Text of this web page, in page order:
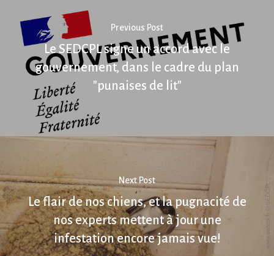
Previous Post
Le SEDCPL signe un accord avec le
gouvernement, dans le cadre du plan
"punaises de lit"
Next Post
Le flair de nos chiens, et la pugnacité de
nos experts mettent à jour une
infestation encore jamais vue!